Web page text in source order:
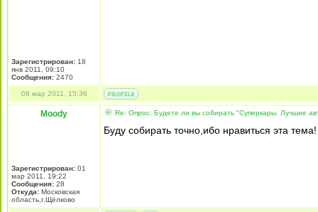
Зарегистрирован: 18
янв 2011, 09:10
Сообщения: 2470
08 мар 2011, 15:36
Moody
Зарегистрирован: 01
мар 2011, 19:22
Сообщения: 28
Откуда: Московская
область,г.Щёлково
Re: Опрос: Будете ли вы собирать "Суперкары. Лучшие
Буду собирать точно,ибо нравиться эта тема!